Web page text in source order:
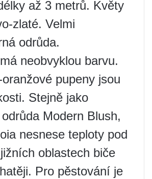
až 3 metrů. Květy
zlaté. Velmi
odrůda.
neobvyklou barvu.
pupeny jsou
Stejně jako
Modern Blush,
nesnese teploty pod
oblastech biče
Pro pěstování je